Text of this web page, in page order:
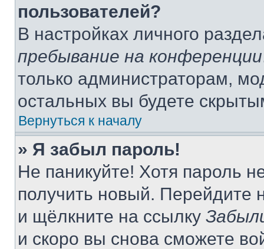
пользователей?
В настройках личного
пребывание на конференции
только администраторам,
остальных вы будете
Вернуться к началу
» Я забыл пароль!
Не паникуйте! Хотя пароль
получить новый. Перейдите
и щёлкните на ссылку
и скоро вы снова сможете